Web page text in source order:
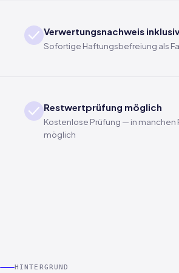
Verwertungsnachweis
Sofortige Haftungsbefreiung als
Restwertprüfung möglich
Kostenlose Prüfung — in manchen
möglich
HINTERGRUND